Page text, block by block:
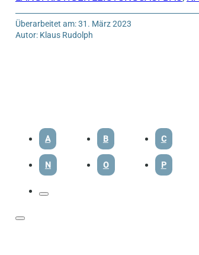
Überarbeitet am: 31. März 2023
Autor: Klaus Rudolph
A B C
N O P